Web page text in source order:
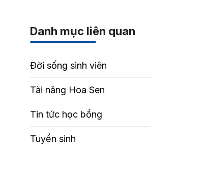
Danh mục liên quan
Đời sống sinh viên
Tài năng Hoa Sen
Tin tức học bổng
Tuyển sinh